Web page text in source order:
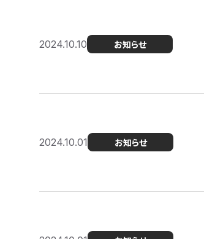
2024.10.10 お知らせ
2024.10.01 お知らせ